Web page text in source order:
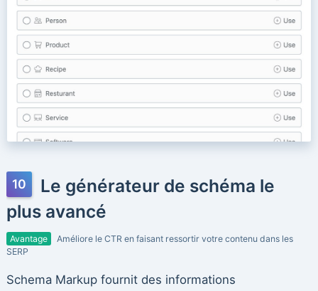
Le générateur de schéma le
plus avancé
Avantage
Améliore le CTR en faisant ressortir votre contenu dans les
SERP
Schema Markup fournit des informations